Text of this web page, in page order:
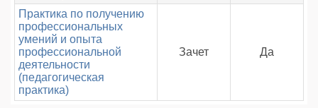
Практика по получению
профессиональных
умений и опыта
профессиональной
деятельности
(педагогическая
практика)
Зачет Да